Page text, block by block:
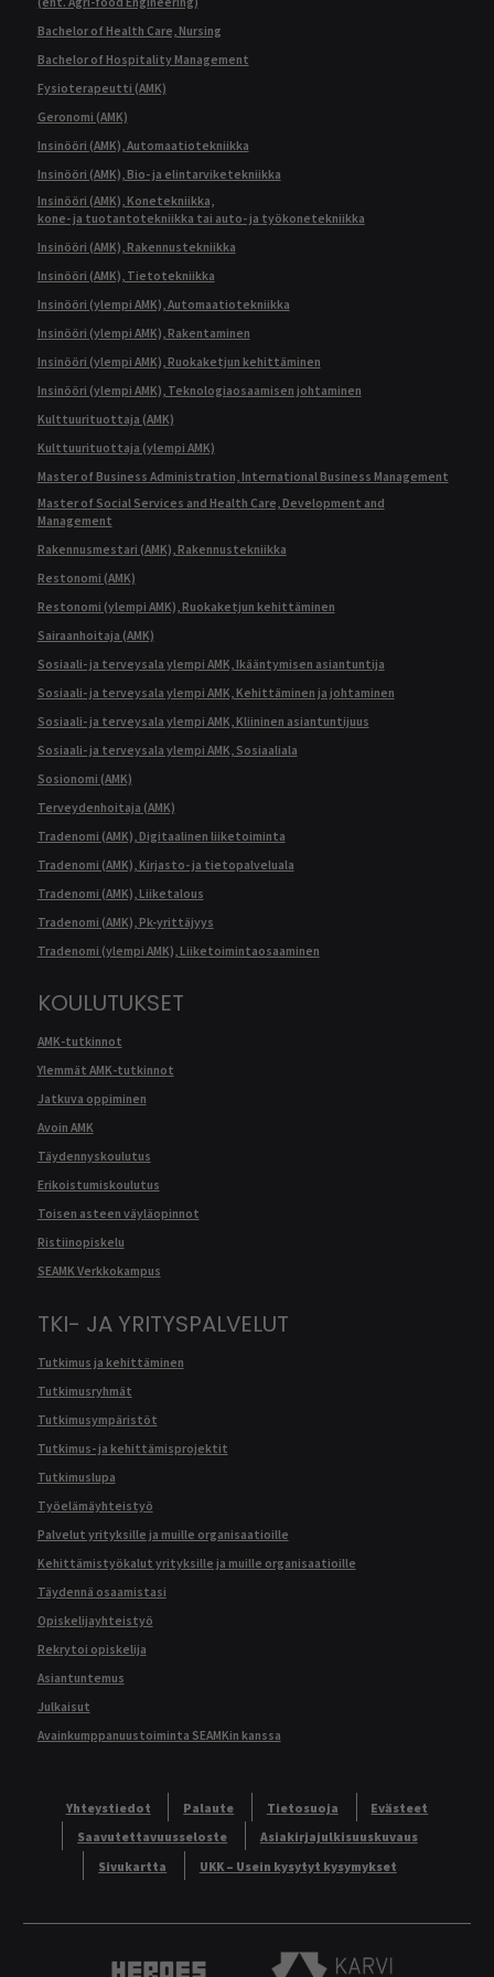
Bachelor of Health Care, Nursing
Bachelor of Hospitality Management
Fysioterapeutti (AMK)
Geronomi (AMK)
Insinööri (AMK), Automaatiotekniikka
Insinööri (AMK), Bio- ja elintarviketekniikka
Insinööri (AMK), Konetekniikka,
kone- ja tuotantotekniikka tai auto- ja työkonetekniikka
Insinööri (AMK), Rakennustekniikka
Insinööri (AMK), Tietotekniikka
Insinööri (ylempi AMK), Automaatiotekniikka
Insinööri (ylempi AMK), Rakentaminen
Insinööri (ylempi AMK), Ruokaketjun kehittäminen
Insinööri (ylempi AMK), Teknologiaosaamisen johtaminen
Kulttuurituottaja (AMK)
Kulttuurituottaja (ylempi AMK)
Master of Business Administration, International Business Management
Master of Social Services and Health Care, Development and
Management
Rakennusmestari (AMK), Rakennustekniikka
Restonomi (AMK)
Restonomi (ylempi AMK), Ruokaketjun kehittäminen
Sairaanhoitaja (AMK)
Sosiaali- ja terveysala ylempi AMK, Ikääntymisen asiantuntija
Sosiaali- ja terveysala ylempi AMK, Kehittäminen ja johtaminen
Sosiaali- ja terveysala ylempi AMK, Kliininen asiantuntijuus
Sosiaali- ja terveysala ylempi AMK, Sosiaaliala
Sosionomi (AMK)
Terveydenhoitaja (AMK)
Tradenomi (AMK), Digitaalinen liiketoiminta
Tradenomi (AMK), Kirjasto- ja tietopalveluala
Tradenomi (AMK), Liiketalous
Tradenomi (AMK), Pk-yrittäjyys
Tradenomi (ylempi AMK), Liiketoimintaosaaminen
KOULUTUKSET
AMK-tutkinnot
Ylemmät AMK-tutkinnot
Jatkuva oppiminen
Avoin AMK
Täydennyskoulutus
Erikoistumiskoulutus
Toisen asteen väyläopinnot
Ristiinopiskelu
SEAMK Verkkokampus
TKI- JA YRITYSPALVELUT
Tutkimus ja kehittäminen
Tutkimusryhmät
Tutkimusympäristöt
Tutkimus- ja kehittämisprojektit
Tutkimuslupa
Työelämäyhteistyö
Palvelut yrityksille ja muille organisaatioille
Kehittämistyökalut yrityksille ja muille organisaatioille
Täydennä osaamistasi
Opiskelijayhteistyö
Rekrytoi opiskelija
Asiantuntemus
Julkaisut
Avainkumppanuustoiminta SEAMKin kanssa
Yhteystiedot Palaute Tietosuoja
Evästeet
Saavutettavuusseloste
Asiakirjajulkisuuskuvaus
Sivukartta
UKK – Usein kysytyt kysymykset